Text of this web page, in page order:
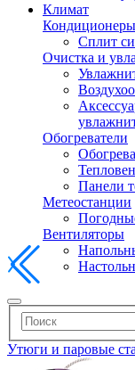
Климат
Кондиционеры
Сплит
Очистка и
Обогреватели
Панели
Метеостанции
Вентиляторы
Утюги и паровые